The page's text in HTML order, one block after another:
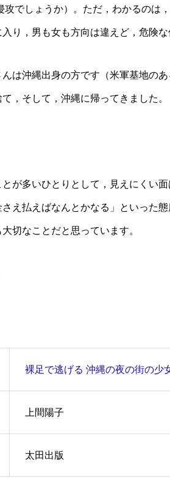
攻でしょうか）。ただ，わかるのは
り，男も女も方向は違えど，危険な
は沖縄出身の方です（米軍基地の
，そして，沖縄に帰ってきました。
が多いひとりとして，見えにくい
え払えばなんとかなる」といった
切なことだと思っています。
裸足で逃げる 沖縄の夜の街の少
上間陽子
太田出版